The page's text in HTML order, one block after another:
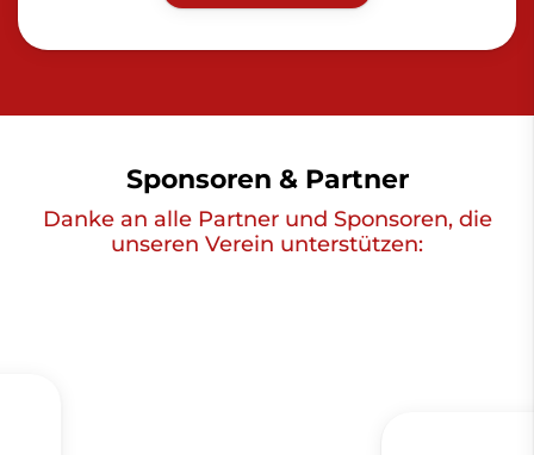
Sponsoren & Partner
Danke an alle Partner und Sponsoren, die
unseren Verein unterstützen: